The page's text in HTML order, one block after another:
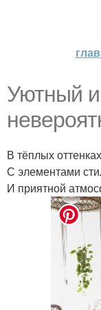
Уютный
В тёплых
С элементами
И приятной